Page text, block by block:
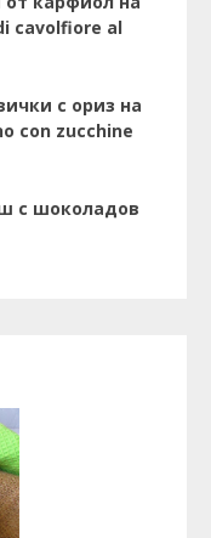
cavolfiore al
с ориз на
con zucchine
с шоколадов